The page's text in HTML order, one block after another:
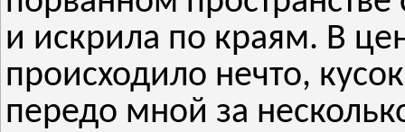
и искрила по краям. В
происходило нечто,
передо мной за